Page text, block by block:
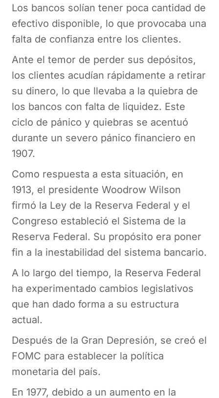
Los bancos solían tener poca cantidad de
efectivo disponible, lo que provocaba una
falta de confianza entre los clientes.
Ante el temor de perder sus depósitos,
los clientes acudían rápidamente a retirar
su dinero, lo que llevaba a la quiebra de
los bancos con falta de liquidez. Este
ciclo de pánico y quiebras se acentuó
durante un severo pánico financiero en
1907.
Como respuesta a esta situación, en
1913, el presidente Woodrow Wilson
firmó la Ley de la Reserva Federal y el
Congreso estableció el Sistema de la
Reserva Federal. Su propósito era poner
fin a la inestabilidad del sistema bancario.
A lo largo del tiempo, la Reserva Federal
ha experimentado cambios legislativos
que han dado forma a su estructura
actual.
Después de la Gran Depresión, se creó el
FOMC para establecer la política
monetaria del país.
En 1977, debido a un aumento en la